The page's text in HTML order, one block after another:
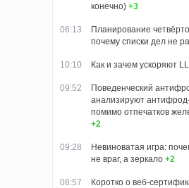
конечно) +3
06:13
Планирование
почему списки дел не
10:10 Как и зачем ускоряют
09:52
Поведенческий
анализируют
помимо отпечатков
+2
09:28
Невиноватая игра:
не враг, а зеркало +2
08:57
Коротко о веб-